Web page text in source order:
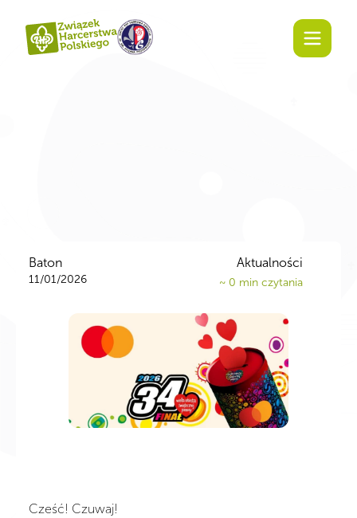
Baton
11/01/2026
Aktualności
~ 0 min czytania
Cześć! Czuwaj!